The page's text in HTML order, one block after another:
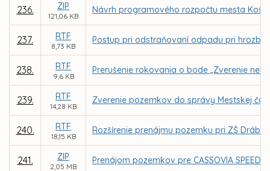
236. ZIP
121,06 KB
Návrh programového rozpočtu mesta
237. RTF
8,73 KB
Postup pri odstraňovaní odpadu pri
238. RTF
9,6 KB
Prerušenie rokovania o bode „Zverenie
239. RTF
14,28 KB
Zverenie pozemkov do správy Mestskej
240. RTF
18,15 KB
Rozšírenie prenájmu pozemku pri ZŠ
241. ZIP
2,05 MB
Prenájom pozemkov pre CASSOVIA